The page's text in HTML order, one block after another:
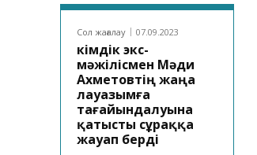
Сол жағалау 07.09.2023
Әкімдік экс-
мәжілісмен Мәди
Ахметовтің жаңа
лауазымға
тағайындалуына
қатысты сұраққа
жауап берді